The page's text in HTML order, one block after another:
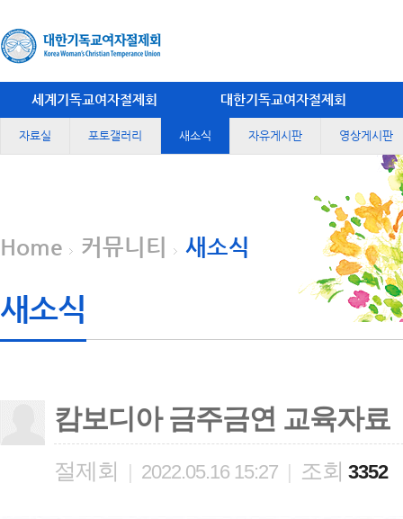
세계기독교여자절제회 대한기독교여자절제회
자료실 포토갤러리 새소식 자유게시판 영상게시판
Home 커뮤니티 새소식
새소식
캄보디아 금주금연 교육자료
절제회 | 2022.05.16 15:27 | 조회 3352